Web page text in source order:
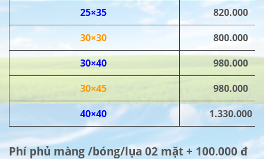
25×35
820.000
30×30
800.000
30×40
980.000
30×45
980.000
40×40
1.330.000
Phí phủ màng /bóng/lụa 02 mặt + 100.000 đ